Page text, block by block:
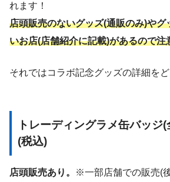
れます！
店頭販売のないグッズ(通販のみ)やグ
いお店(店舗紹介に記載)があるので注
それではコラボ記念グッズの詳細を
トレーディングラメ缶バッジ
(税込)
店頭販売あり。
※一部店舗での販売(